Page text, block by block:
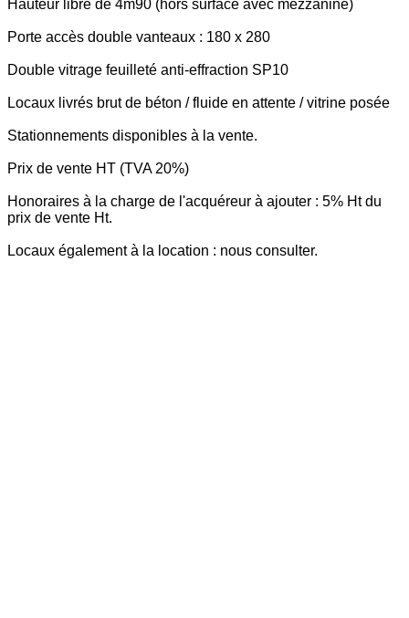
Hauteur libre de 4m90 (hors surface avec mezzanine)
Porte accès double vanteaux : 180 x 280
Double vitrage feuilleté anti-effraction SP10
Locaux livrés brut de béton / fluide en attente / vitrine posée
Stationnements disponibles à la vente.
Prix de vente HT (TVA 20%)
Honoraires à la charge de l'acquéreur à ajouter : 5% Ht du
prix de vente Ht.
Locaux également à la location : nous consulter.